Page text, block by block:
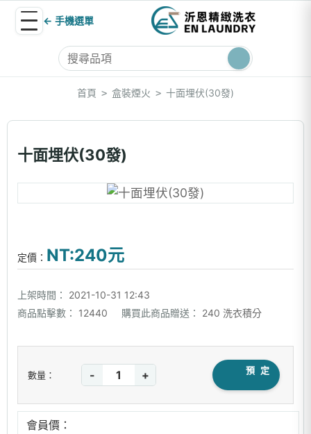
← 手機選單
首頁 > 盒裝煙火 > 十面埋伏(30發)
十面埋伏(30發)
定價： NT:240元
上架時間：
2021-10-31 12:43
商品點擊數：
12440 購買此商品贈送： 240 洗衣積分
數量： - + 預 定
會員價：